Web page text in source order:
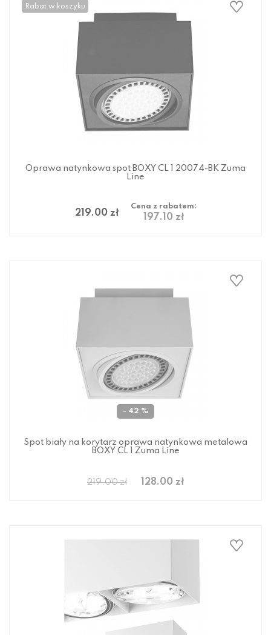
Rabat w koszyku
Oprawa natynkowa spot BOXY CL 1 20074-BK Zuma
Line
219.00 zł
Cena z rabatem:
197.10 zł
- 42 %
Spot biały na korytarz oprawa natynkowa metalowa
BOXY CL 1 Zuma Line
219.00 zł 128.00 zł